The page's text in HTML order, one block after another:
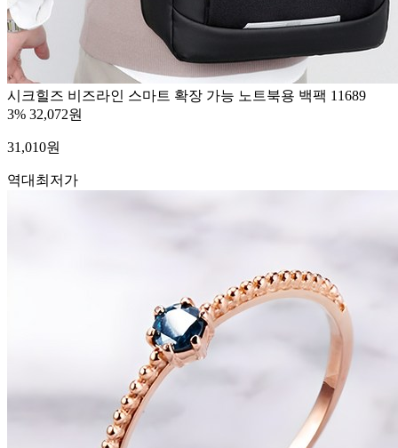
시크힐즈 비즈라인 스마트 확장 가능 노트북용 백팩 11689
3% 32,072원
31,010원
역대최저가